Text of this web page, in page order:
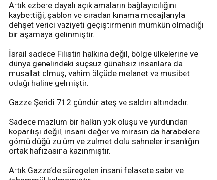
Artık ezbere dayalı açıklamaların bağlayıcılığını
kaybettiği, şablon ve sıradan kınama mesajlarıyla
dehşet verici vaziyeti geçiştirmenin mümkün olmadığı
bir aşamaya gelinmiştir.
İsrail sadece Filistin halkına değil, bölge ülkelerine ve
dünya genelindeki suçsuz günahsız insanlara da
musallat olmuş, vahim ölçüde melanet ve musibet
odağı haline gelmiştir.
Gazze Şeridi 712 gündür ateş ve saldırı altındadır.
Sadece mazlum bir halkın yok oluşu ve yurdundan
koparılışı değil, insani değer ve mirasın da harabelere
gömüldüğü zulüm ve zulmet dolu sahneler insanlığın
ortak hafızasına kazınmıştır.
Artık Gazze’de süregelen insani felakete sabır ve